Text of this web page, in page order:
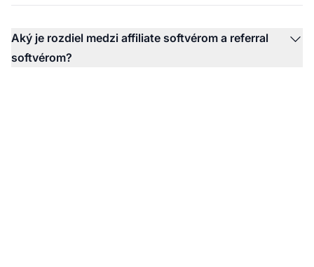
Aký je rozdiel medzi affiliate softvérom a referral
softvérom?